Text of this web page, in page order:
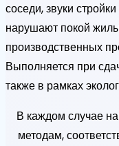
соседи, звуки
нарушают покой
производственных
Выполняется при
также в рамках
В каждом случае
методам,